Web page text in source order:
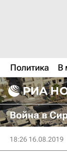
Политика В
Война в
18:26 16.08.2019